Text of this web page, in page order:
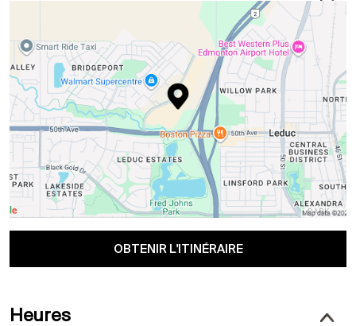
OBTENIR L'ITINÉRAIRE
Heures